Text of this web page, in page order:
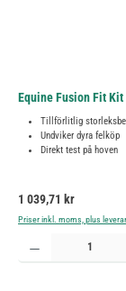
Equine Fusion Fit
Tillförlitlig
Undviker dyra felköp
Direkt test på hoven
Ordinarie pris:
1 039,71 kr
Priser inkl. moms, plus
Produktkvantitet: Ange